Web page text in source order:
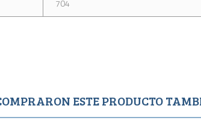
704
ESTE PRODUCTO